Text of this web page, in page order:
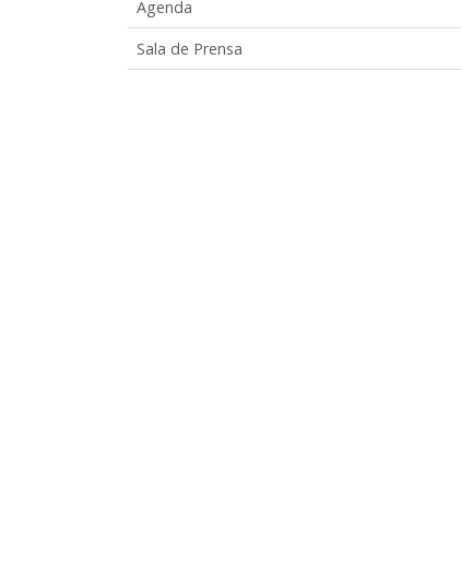
Agenda
Sala de Prensa